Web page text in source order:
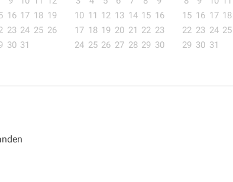
16 17 18 19
23 24 25 26
30 31
10 11 12 13 14 15 16
17 18 19 20 21 22 23
24 25 26 27 28 29 30
15 16 17 18
22 23 24 25
29 30 31